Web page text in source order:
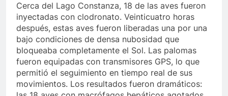
Cerca del Lago Constanza, 18 de las aves fueron
inyectadas con clodronato. Veinticuatro horas
después, estas aves fueron liberadas una por una
bajo condiciones de densa nubosidad que
bloqueaba completamente el Sol. Las palomas
fueron equipadas con transmisores GPS, lo que
permitió el seguimiento en tiempo real de sus
movimientos. Los resultados fueron dramáticos: